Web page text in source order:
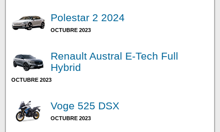
Polestar 2 2024
OCTUBRE 2023
Renault Austral E-Tech Full
Hybrid
OCTUBRE 2023
Voge 525 DSX
OCTUBRE 2023